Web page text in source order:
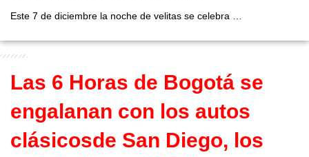
Este 7 de diciembre la noche de velitas se celebra …
Las 6 Horas de Bogotá se
engalanan con los autos
clásicosde San Diego, los